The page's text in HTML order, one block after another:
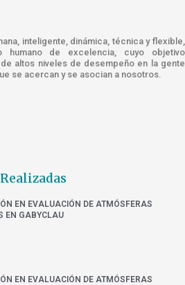
inteligente, dinámica, técnica y flexible,
humano de excelencia, cuyo objetivo
altos niveles de desempeño en la gente
se acercan y se asocian a nosotros.
EN EVALUACIÓN DE ATMÓSFERAS
EN GABYCLAU
EN EVALUACIÓN DE ATMÓSFERAS